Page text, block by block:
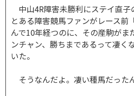
中山4R障害未勝利にステイ直子
とある障害競馬ファンがレース前
んで10年経つのに、その産駒がま
ンチャン、勝ちまであるって凄く
いた。
そうなんだよ。凄い種馬だった